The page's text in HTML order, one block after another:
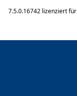
7.5.0.16742 lizenziert für